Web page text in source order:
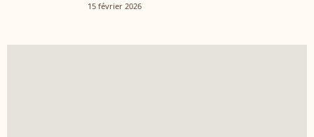
15 février 2026